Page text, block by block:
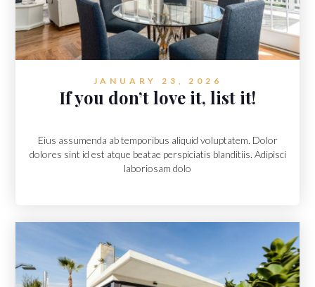
JANUARY 23, 2026
If you don’t love it, list it!
Eius assumenda ab temporibus aliquid voluptatem. Dolor
dolores sint id est atque beatae perspiciatis blanditiis. Adipisci
laboriosam dolo